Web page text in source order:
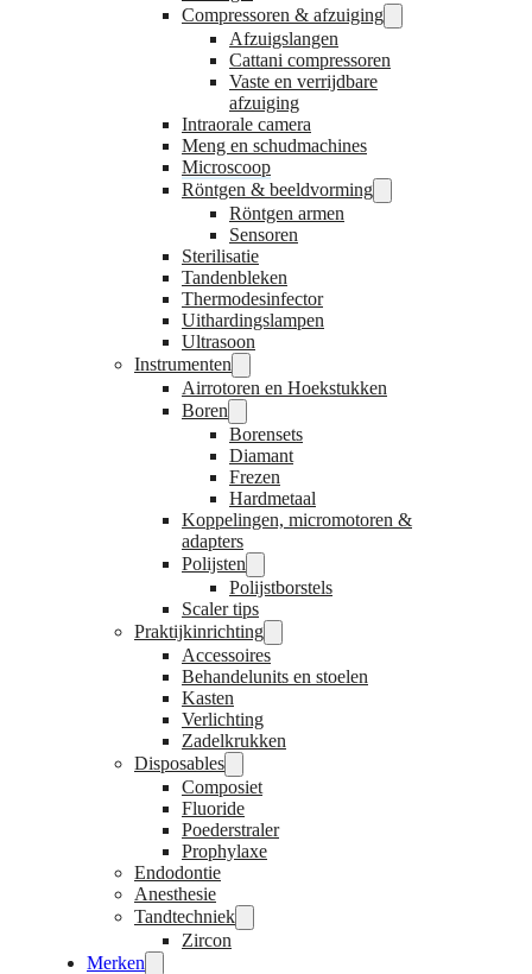
Compressoren & afzuiging
Afzuigslangen
Cattani compressoren
Vaste en verrijdbare
afzuiging
Intraorale camera
Meng en schudmachines
Microscoop
Röntgen & beeldvorming
Röntgen armen
Sensoren
Sterilisatie
Tandenbleken
Thermodesinfector
Uithardingslampen
Ultrasoon
Instrumenten
Airrotoren en Hoekstukken
Boren
Borensets
Diamant
Frezen
Hardmetaal
Koppelingen, micromotoren &
adapters
Polijsten
Polijstborstels
Scaler tips
Praktijkinrichting
Accessoires
Behandelunits en stoelen
Kasten
Verlichting
Zadelkrukken
Disposables
Composiet
Fluoride
Poederstraler
Prophylaxe
Endodontie
Anesthesie
Tandtechniek
Zircon
Merken